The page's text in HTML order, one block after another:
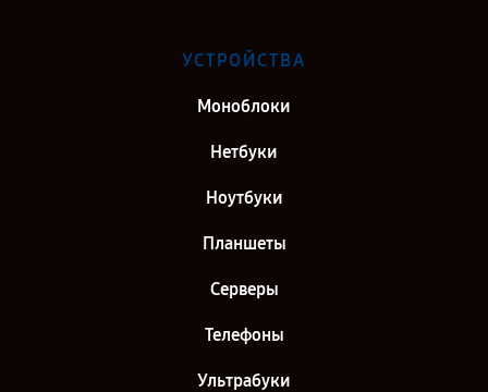
УСТРОЙСТВА
Моноблоки
Нетбуки
Ноутбуки
Планшеты
Серверы
Телефоны
Ультрабуки